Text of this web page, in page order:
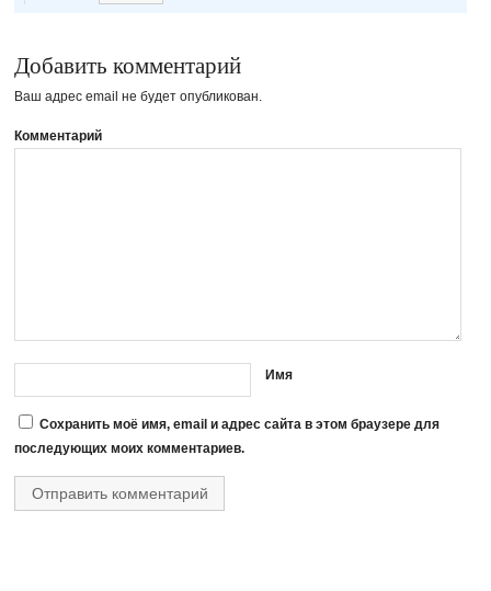
Добавить комментарий
Ваш адрес email не будет опубликован.
Комментарий
Имя
Сохранить моё имя, email и адрес сайта в этом браузере для
последующих моих комментариев.